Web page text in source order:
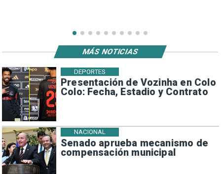
Presentación de Vozinha en Colo
Colo: Fecha, Estadio y Contrato
DEPORTES
Senado aprueba mecanismo de
compensación municipal
NACIONAL
MÁS NOTICIAS